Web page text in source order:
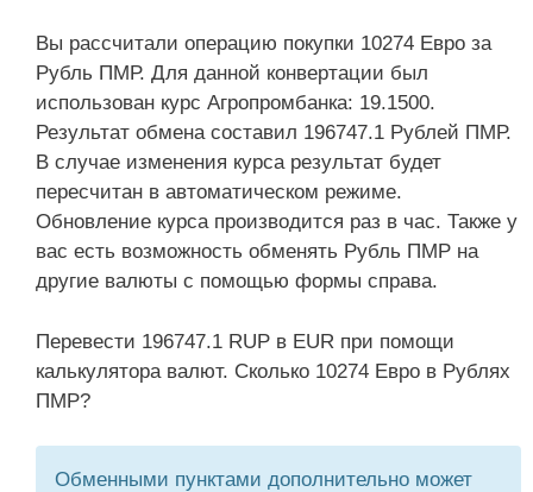
Вы рассчитали операцию покупки 10274 Евро за
Рубль ПМР. Для данной конвертации был
использован курс Агропромбанка: 19.1500.
Результат обмена составил 196747.1 Рублей ПМР.
В случае изменения курса результат будет
пересчитан в автоматическом режиме.
Обновление курса производится раз в час. Также у
вас есть возможность обменять Рубль ПМР на
другие валюты с помощью формы справа.
Перевести 196747.1 RUP в EUR при помощи
калькулятора валют. Сколько 10274 Евро в Рублях
ПМР?
Обменными пунктами дополнительно может